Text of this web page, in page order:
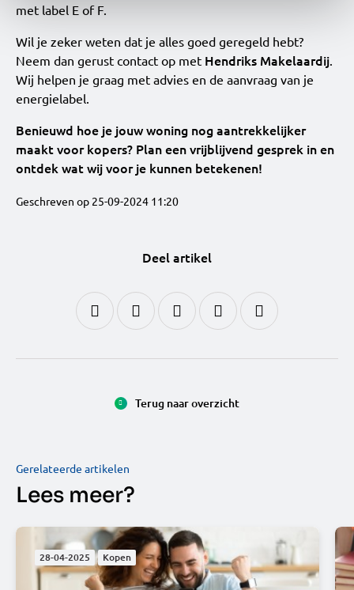
met label E of F.
Wil je zeker weten dat je alles goed geregeld hebt?
Neem dan gerust contact op met Hendriks Makelaardij.
Wij helpen je graag met advies en de aanvraag van je
energielabel.
Benieuwd hoe je jouw woning nog aantrekkelijker
maakt voor kopers? Plan een vrijblijvend gesprek in en
ontdek wat wij voor je kunnen betekenen!
Geschreven op 25-09-2024 11:20
Deel artikel
Terug naar overzicht
Gerelateerde artikelen
Lees meer?
28-04-2025 Kopen